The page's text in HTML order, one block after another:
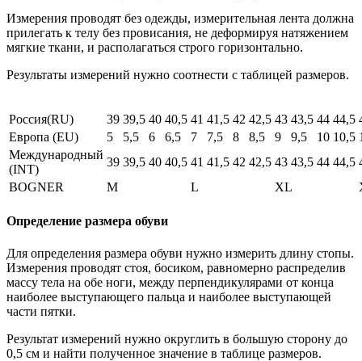
Измерения проводят без одежды, измерительная лента должна
прилегать к телу без провисания, не деформируя натяжением
мягкие ткани, и располагаться строго горизонтально.
Результаты измерений нужно соотнести с таблицей размеров.
Россия(RU) 39 39,5 40 40,5 41 41,5 42 42,5 43 43,5 44 44,5
Европа (EU)
5 5,5 6 6,5 7 7,5 8 8,5 9 9,5 10 10,5
Международный
(INT)
39 39,5 40 40,5 41 41,5 42 42,5 43 43,5 44 44,5
BOGNER
M L XL
Определение размера обуви
Для определения размера обуви нужно измерить длину стопы.
Измерения проводят стоя, босиком, равномерно распределив
массу тела на обе ноги, между перпендикулярами от конца
наиболее выступающего пальца и наиболее выступающей
части пятки.
Результат измерений нужно округлить в большую сторону до
0,5 см и найти полученное значение в таблице размеров.